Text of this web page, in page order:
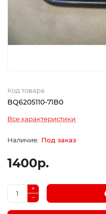
Код товара
BQ6205110-71B0
Все характеристики
Под заказ
1400р.